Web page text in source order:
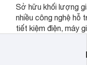
Sở hữu khối lượng
nhiều công nghệ hỗ
tiết kiệm điện, máy
nhắc cho các gia
bán hiện đã giảm